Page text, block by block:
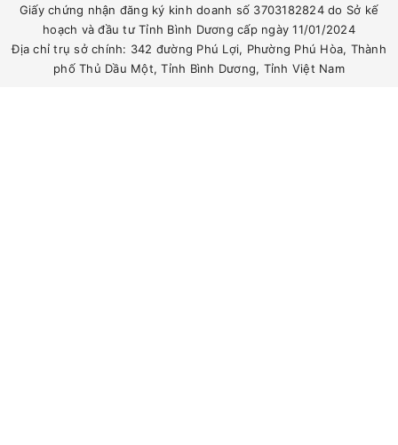
Giấy chứng nhận đăng ký kinh doanh số 3703182824 do Sở kế
hoạch và đầu tư Tỉnh Bình Dương cấp ngày 11/01/2024
Địa chỉ trụ sở chính: 342 đường Phú Lợi, Phường Phú Hòa, Thành
phố Thủ Dầu Một, Tỉnh Bình Dương, Tỉnh Việt Nam